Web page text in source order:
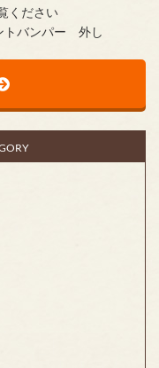
ください
バンパー 外し